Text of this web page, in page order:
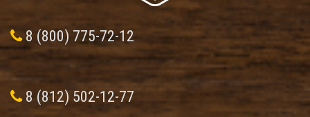
8 (800) 775-72-12
8 (812) 502-12-77